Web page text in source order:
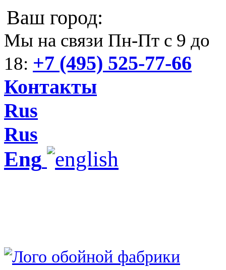
Ваш город:
Мы на связи Пн-Пт с 9 до
18: +7 (495) 525-77-66
Контакты
Rus
Rus
Eng